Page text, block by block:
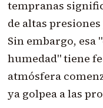
tempranas
de altas
Sin embargo, esa
humedad" tiene
atmósfera
ya golpea a las